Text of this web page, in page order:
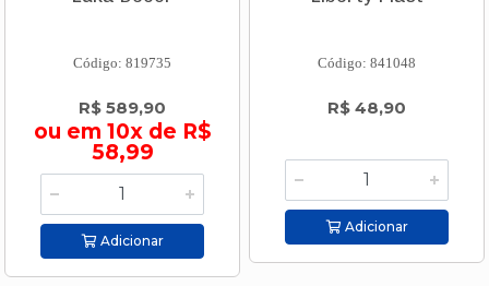
Código: 819735
R$ 589,90
ou em 10x de R$
58,99
Adicionar
Código: 841048
R$ 48,90
Adicionar